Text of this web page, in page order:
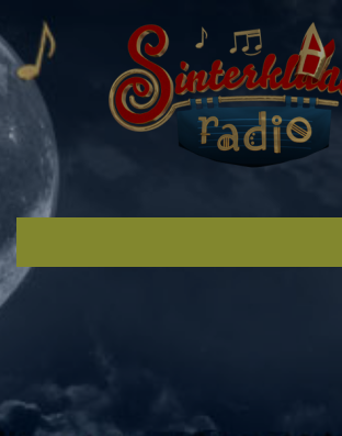
Muziek